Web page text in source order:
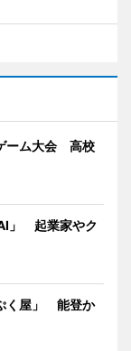
ーム大会 高校
」 起業家やク
く屋」 能登か